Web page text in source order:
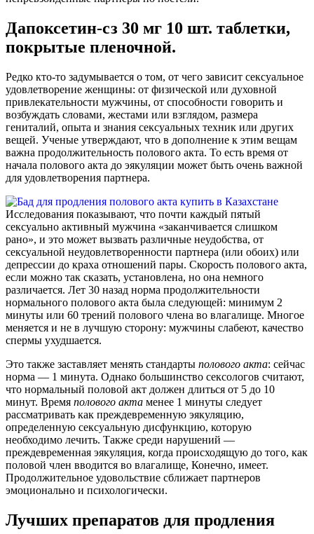
Дапоксетин-сз 30 мг 10 шт. таблетки,
покрытые пленочной.
Редко кто-то задумывается о том, от чего зависит сексуальное
удовлетворение женщины: от физической или духовной
привлекательности мужчины, от способности говорить и
возбуждать словами, жестами или взглядом, размера
гениталий, опыта и знания сексуальных техник или других
вещей. Ученые утверждают, что в дополнение к этим вещам
важна продолжительность полового акта. То есть время от
начала полового акта до эякуляции может быть очень важной
для удовлетворения партнера.
Исследования показывают, что почти каждый пятый
сексуально активный мужчина «заканчивается слишком
рано», и это может вызвать различные неудобства, от
сексуальной неудовлетворенности партнера (или обоих) или
депрессии до краха отношений пары. Скорость полового акта,
если можно так сказать, установлена, но она немного
различается. Лет 30 назад норма продолжительности
нормального полового акта была следующей: минимум 2
минуты или 60 трений полового члена во влагалище. Многое
меняется и не в лучшую сторону: мужчины слабеют, качество
спермы ухудшается.
Это также заставляет менять стандарты полового акта: сейчас
норма — 1 минута. Однако большинство сексологов считают,
что нормальный половой акт должен длиться от 5 до 10
минут. Время полового акта менее 1 минуты следует
рассматривать как преждевременную эякуляцию,
определенную сексуальную дисфункцию, которую
необходимо лечить. Также среди нарушений —
преждевременная эякуляция, когда происходящую до того, как
половой член вводится во влагалище, Конечно, имеет.
Продолжительное удовольствие сближает партнеров
эмоционально и психологически.
Лучших препаратов для продления